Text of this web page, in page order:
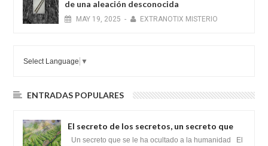
de una aleación desconocida
MAY 19, 2025 - EXTRANOTIX MISTERIO
Select Language ▼
ENTRADAS POPULARES
El secreto de los secretos, un secreto que
cambiaría por completo el destino de la
Un secreto que se le ha ocultado a la humanidad El